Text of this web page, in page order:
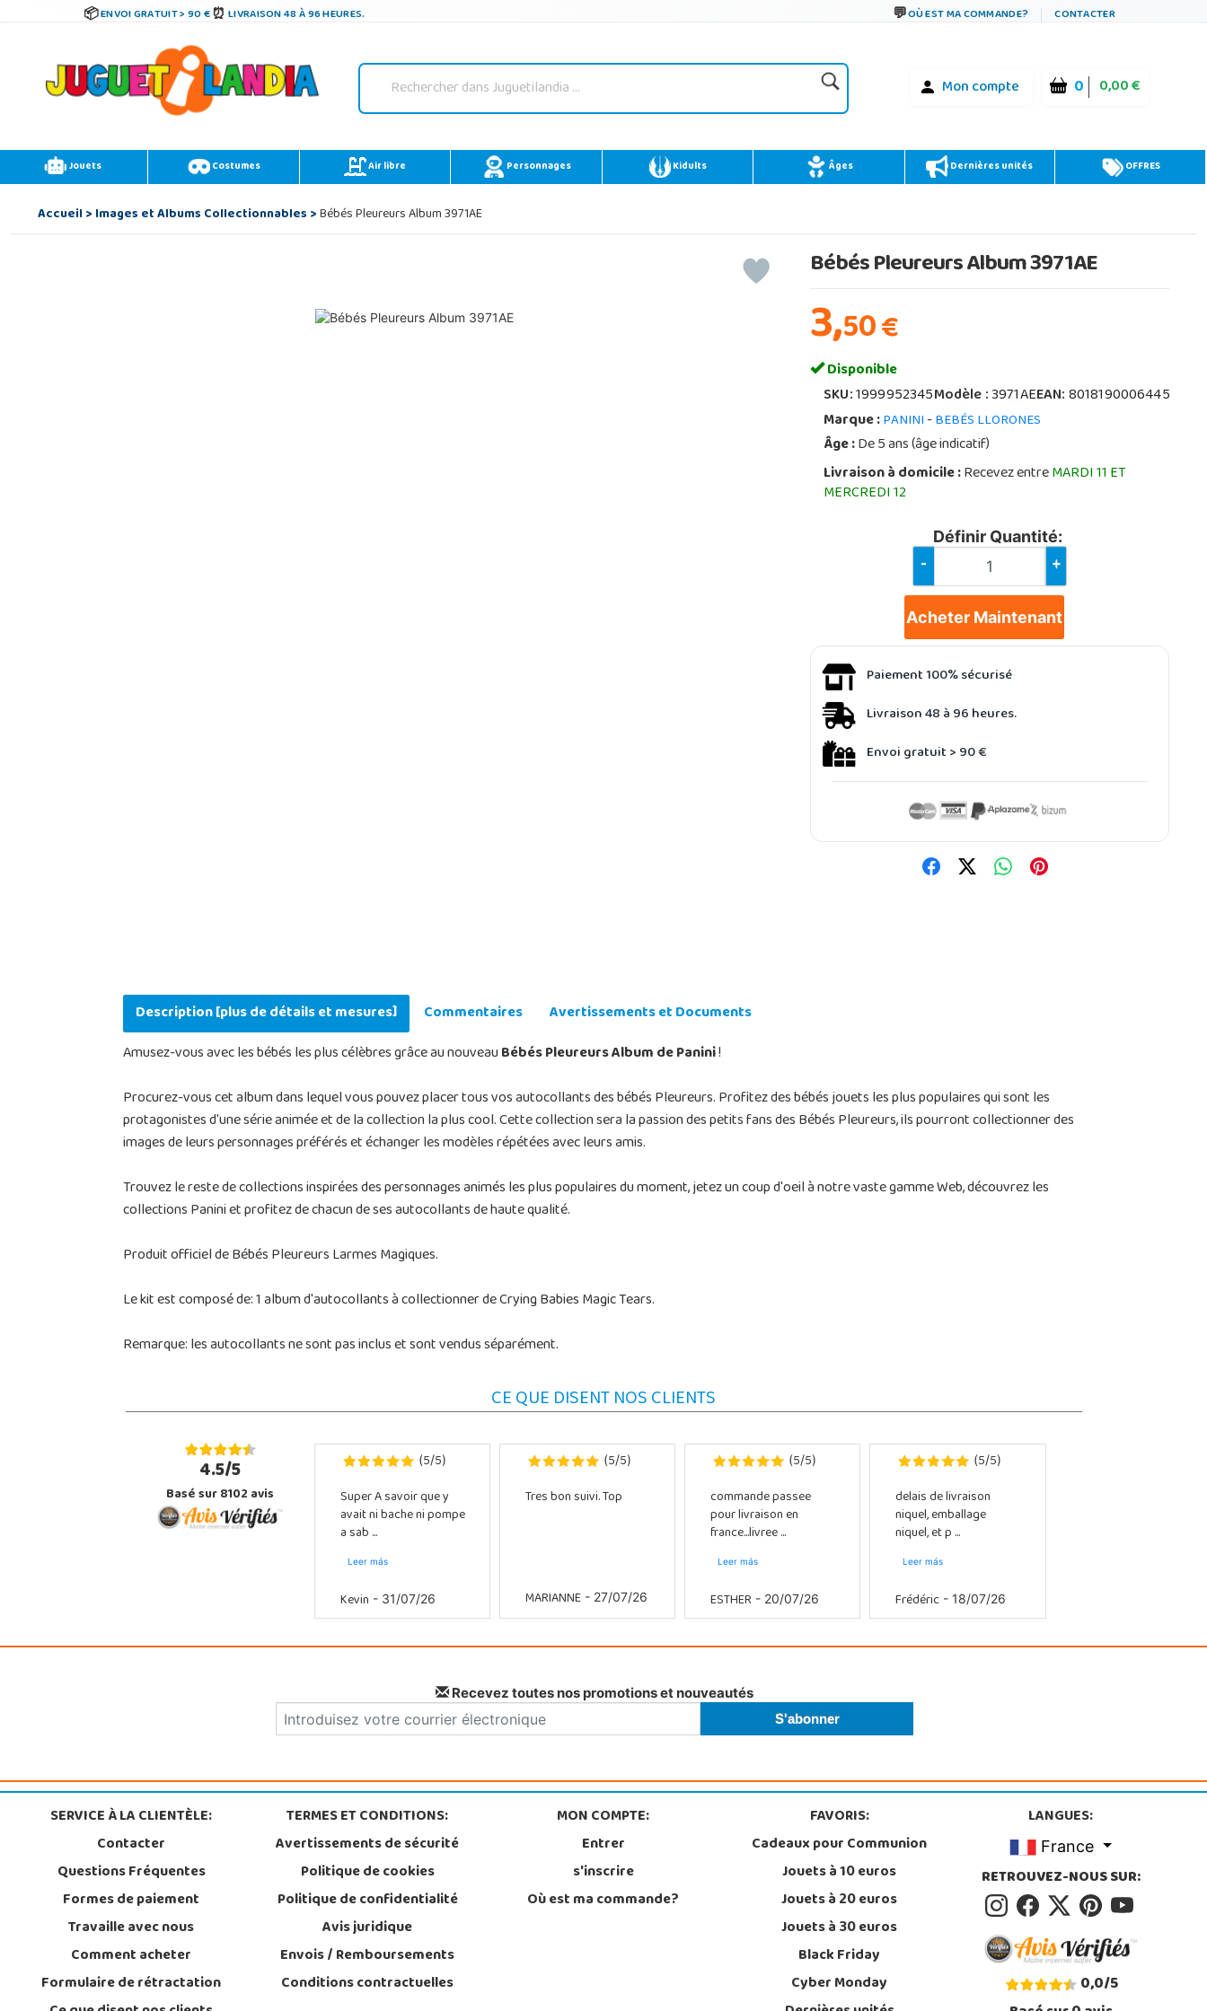
ENVOI GRATUIT > 90 € LIVRAISON 48 À 96 HEURES. OÙ EST MA COMMANDE? CONTACTER
Mon compte 0 0,00 €
Jouets Costumes Air libre Personnages Kidults Âges Dernières unités OFFRES
Accueil>Images et Albums Collectionnables>Bébés Pleureurs Album 3971AE
Bébés Pleureurs Album 3971AE
3,50€
Disponible
SKU:1999952345Modèle :3971AEEAN:8018190006445
Marque :PANINI-BEBÉS LLORONES
Âge :De 5 ans (âge indicatif)
Livraison à domicile :Recevez entreMARDI 11 ET
MERCREDI 12
Définir Quantité:
- +
Acheter Maintenant
Paiement 100% sécurisé
Livraison 48 à 96 heures.
Envoi gratuit > 90 €
Description [plus de détails et mesures] Commentaires
Avertissements et Documents
Amusez-vous avec les bébés les plus célèbres grâce au nouveauBébés Pleureurs Album de Panini!
Procurez-vous cet album dans lequel vous pouvez placer tous vos autocollants des bébés Pleureurs. Profitez des bébés jouets les plus populaires qui sont les
protagonistes d'une série animée et de la collection la plus cool. Cette collection sera la passion des petits fans des Bébés Pleureurs, ils pourront collectionner des
images de leurs personnages préférés et échanger les modèles répétées avec leurs amis.
Trouvez le reste de collections inspirées des personnages animés les plus populaires du moment, jetez un coup d'oeil à notre vaste gamme Web, découvrez les
collections Panini et profitez de chacun de ses autocollants de haute qualité.
Produit officiel de Bébés Pleureurs Larmes Magiques.
Le kit est composé de: 1 album d'autocollants à collectionner de Crying Babies Magic Tears.
Remarque: les autocollants ne sont pas inclus et sont vendus séparément.
CE QUE DISENT NOS CLIENTS
4.5/5
Basé sur 8102 avis
(5/5)
Super A savoir que y
avait ni bache ni pompe
a sab ...
Leer más
Kevin - 31/07/26
(5/5)
Tres bon suivi. Top
MARIANNE- 27/07/26
(5/5)
commande passee
pour livraison en
france...livree ...
Leer más
ESTHER- 20/07/26
(5/5)
delais de livraison
niquel, emballage
niquel, et p ...
Leer más
Frédéric- 18/07/26
Recevez toutes nos promotions et nouveautés
SERVICE À LA CLIENTÈLE:
Contacter
Questions Fréquentes
Formes de paiement
Travaille avec nous
Comment acheter
Formulaire de rétractation
TERMES ET CONDITIONS:
Avertissements de sécurité
Politique de cookies
Politique de confidentialité
Avis juridique
Envois / Remboursements
Conditions contractuelles
MON COMPTE:
Entrer
s'inscrire
Où est ma commande?
FAVORIS:
Cadeaux pour Communion
Jouets à 10 euros
Jouets à 20 euros
Jouets à 30 euros
Black Friday
Cyber Monday
LANGUES:
France
RETROUVEZ-NOUS SUR:
0,0/5